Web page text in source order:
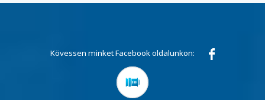
Kövessen minket Facebook oldalunkon: